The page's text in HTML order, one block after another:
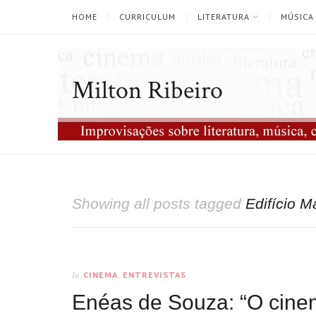
HOME CURRICULUM LITERATURA MÚSICA
Milton Ribeiro
Showing all posts tagged Edifício
In CINEMA ENTREVISTAS
Enéas de Souza: “O